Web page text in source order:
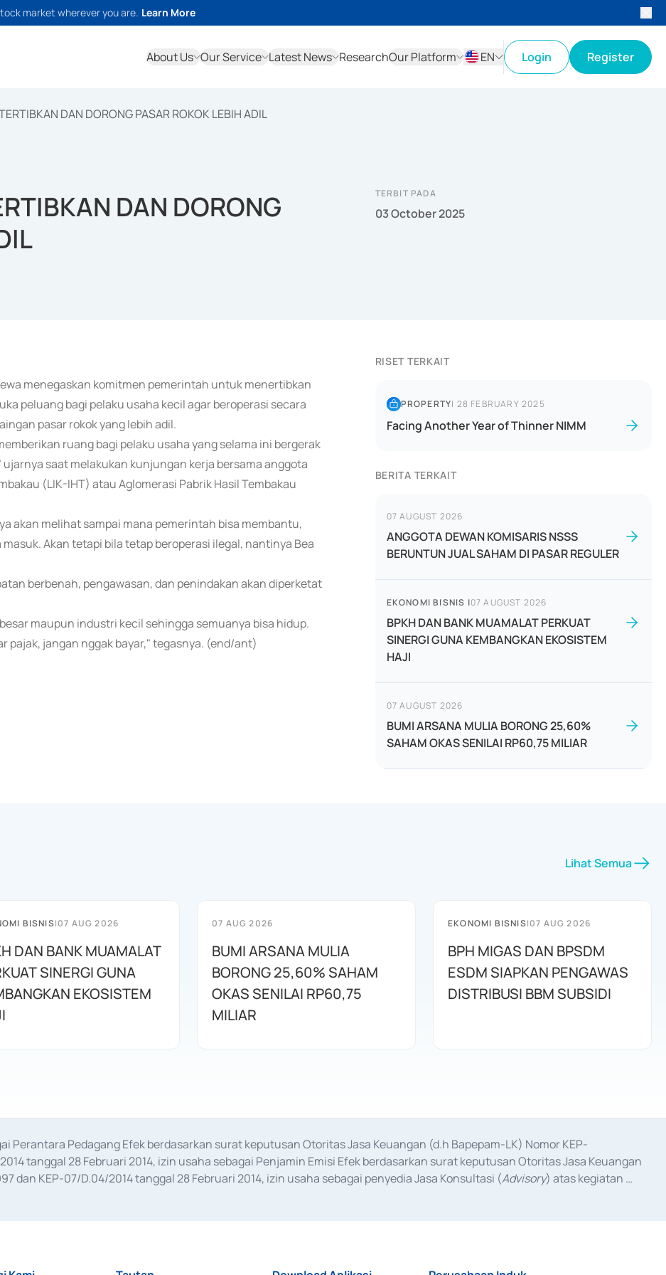
market wherever you are. Learn More
About Us Our Service Latest News ResearchOur Platform
EN
Login Register
DAN DORONG PASAR ROKOK LEBIH ADIL
DAN DORONG
TERBIT PADA
03 October 2025
menegaskan komitmen pemerintah untuk menertibkan
peluang bagi pelaku usaha kecil agar beroperasi secara
pasar rokok yang lebih adil.
ruang bagi pelaku usaha yang selama ini bergerak
saat melakukan kunjungan kerja bersama anggota
(LIK-IHT) atau Aglomerasi Pabrik Hasil Tembakau
akan melihat sampai mana pemerintah bisa membantu,
Akan tetapi bila tetap beroperasi ilegal, nantinya Bea
berbenah, pengawasan, dan penindakan akan diperketat
maupun industri kecil sehingga semuanya bisa hidup.
pajak, jangan nggak bayar," tegasnya. (end/ant)
RISET TERKAIT
PROPERTY| 28 FEBRUARY 2025
Facing Another Year of Thinner NIMM
BERITA TERKAIT
07 AUGUST 2026
ANGGOTA DEWAN KOMISARIS NSSS
BERUNTUN JUAL SAHAM DI PASAR REGULER
EKONOMI BISNIS |07 AUGUST 2026
BPKH DAN BANK MUAMALAT PERKUAT
SINERGI GUNA KEMBANGKAN EKOSISTEM
HAJI
07 AUGUST 2026
BUMI ARSANA MULIA BORONG 25,60%
SAHAM OKAS SENILAI RP60,75 MILIAR
Lihat Semua
BISNIS|07 AUG 2026
DAN BANK MUAMALAT
SINERGI GUNA
EKOSISTEM
07 AUG 2026
BUMI ARSANA MULIA
BORONG 25,60% SAHAM
OKAS SENILAI RP60,75
MILIAR
EKONOMI BISNIS|07 AUG 2026
BPH MIGAS DAN BPSDM
ESDM SIAPKAN PENGAWAS
DISTRIBUSI BBM SUBSIDI
Perantara Pedagang Efek berdasarkan surat keputusan Otoritas Jasa Keuangan (d.h Bapepam-LK) Nomor KEP-
tanggal 28 Februari 2014, izin usaha sebagai Penjamin Emisi Efek berdasarkan surat keputusan Otoritas Jasa Keuangan
dan KEP-07/D.04/2014 tanggal 28 Februari 2014, izin usaha sebagai penyedia Jasa Konsultasi (Advisory) atas kegiatan